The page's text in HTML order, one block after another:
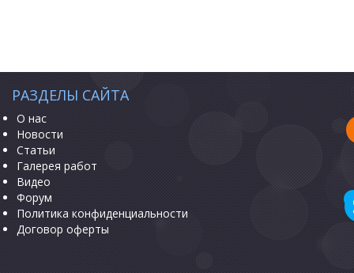
РАЗДЕЛЫ САЙТА
О нас
Новости
Статьи
Галерея работ
Видео
Форум
Политика конфиденциальности
Договор оферты